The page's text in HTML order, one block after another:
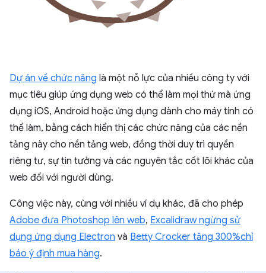
Dự án về chức năng là một nỗ lực của nhiều công ty với
mục tiêu giúp ứng dụng web có thể làm mọi thứ mà ứng
dụng iOS, Android hoặc ứng dụng dành cho máy tính có
thể làm, bằng cách hiển thị các chức năng của các nền
tảng này cho nền tảng web, đồng thời duy trì quyền
riêng tư, sự tin tưởng và các nguyên tắc cốt lõi khác của
web đối với người dùng.
Công việc này, cùng với nhiều ví dụ khác, đã cho phép
Adobe đưa Photoshop lên web, Excalidraw ngừng sử
dụng ứng dụng Electron và Betty Crocker tăng 300%chỉ
báo ý định mua hàng.